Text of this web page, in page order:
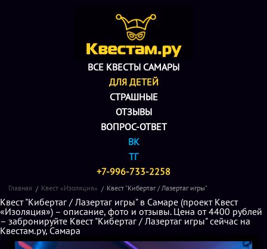
ВСЕ КВЕСТЫ САМАРЫ
ДЛЯ ДЕТЕЙ
СТРАШНЫЕ
ОТЗЫВЫ
ВОПРОС-ОТВЕТ
ВК
ТГ
+7-996-733-2258
Главная Квест «Изоляция» Квест "Кибертаг / Лазертаг игры"
Квест "Кибертаг / Лазертаг игры" в Самаре (проект Квест
«Изоляция») – описание, фото и отзывы. Цена от 4400 рублей
– забронируйте Квест "Кибертаг / Лазертаг игры" сейчас на
Квестам.ру, Самара